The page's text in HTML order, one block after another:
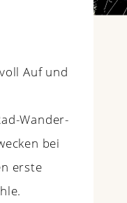
Auf und
Wander-
bei
erste